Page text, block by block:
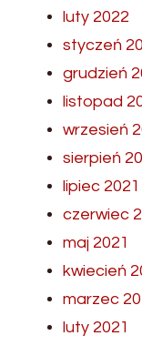
luty 2022
styczeń
grudzień
listopad
wrzesień
sierpień
lipiec 2021
czerwiec
maj 2021
kwiecień
marzec
luty 2021